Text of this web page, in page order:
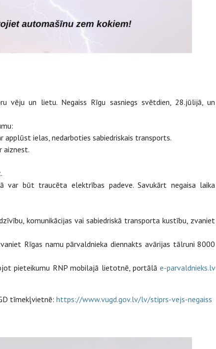
vēju un lietu. Negaiss Rīgu sasniegs svētdien, 28.jūlijā, un
ielas, nedarboties sabiedriskais transports.
aiznest.
būt traucēta elektrības padeve. Savukārt negaisa laika
komunikācijas vai sabiedriskā transporta kustību, zvaniet
Rīgas namu pārvaldnieka diennakts avārijas tālruni 8000
pieteikumu RNP mobilajā lietotnē, portālāe-parvaldnieks.lv
tīmekļvietnē: https://www.vugd.gov.lv/lv/stiprs-vejs-negaiss